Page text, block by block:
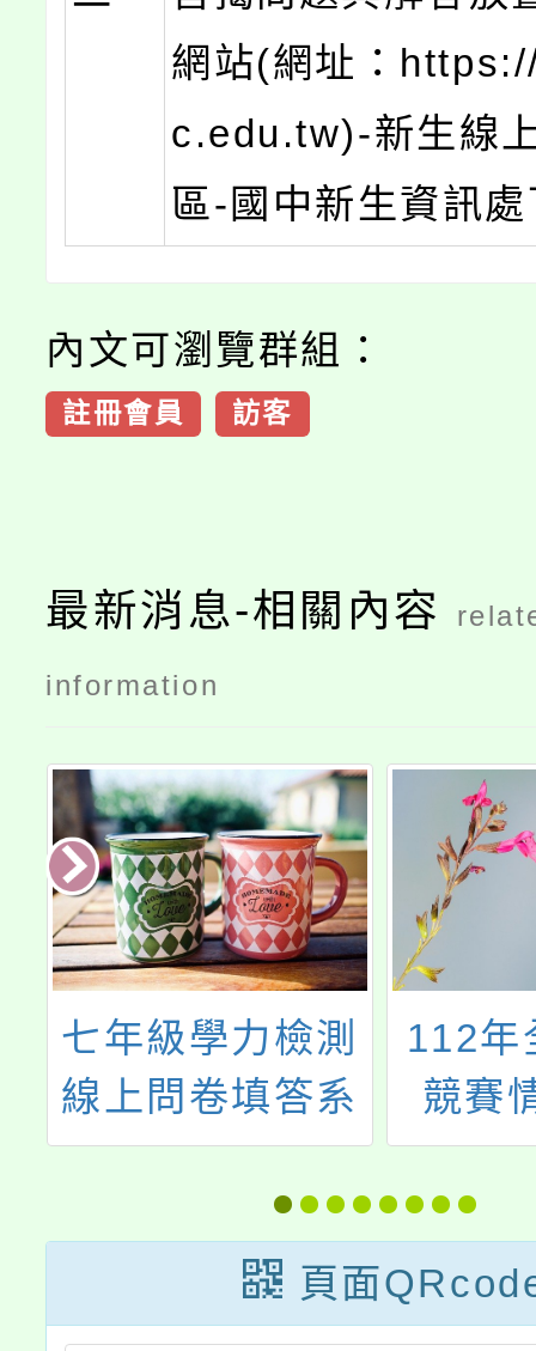
網站(網址：
c.edu.tw)-新生線
區-國中新生資訊
內文可瀏覽群組：
註冊會員 訪客
最新消息-相關內容
information
七年級學力檢測
線上問卷填答系
統
112年
競賽
說、
判培
頁面